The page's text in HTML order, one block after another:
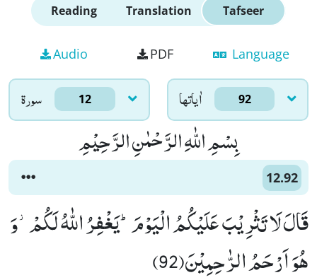
Reading Translation Tafseer
Audio PDF Language
سورۃ 12 اٰياتها 92
بِسْمِ اللّٰهِ الرَّحْمٰنِ الرَّحِیْمِ
12.92
قَالَ لَا تَثْرِیْبَ عَلَیْكُمُ الْیَوْمَؕ-یَغْفِرُ اللّٰهُ لَكُمْ٘-وَ
هُوَ اَرْحَمُ الرّٰحِمِیْنَ(92)